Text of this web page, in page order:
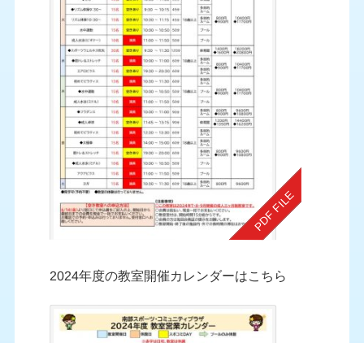
2024年度の教室開催カレンダーはこちら